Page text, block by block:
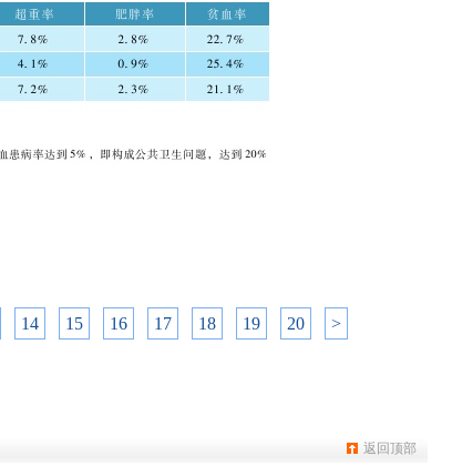
14 15 16 17 18 19 20 >
返回顶部